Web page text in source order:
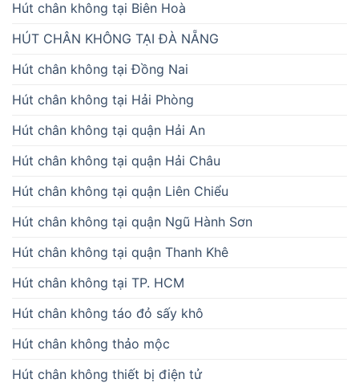
Hút chân không tại Biên Hoà
HÚT CHÂN KHÔNG TẠI ĐÀ NẴNG
Hút chân không tại Đồng Nai
Hút chân không tại Hải Phòng
Hút chân không tại quận Hải An
Hút chân không tại quận Hải Châu
Hút chân không tại quận Liên Chiểu
Hút chân không tại quận Ngũ Hành Sơn
Hút chân không tại quận Thanh Khê
Hút chân không tại TP. HCM
Hút chân không táo đỏ sấy khô
Hút chân không thảo mộc
Hút chân không thiết bị điện tử